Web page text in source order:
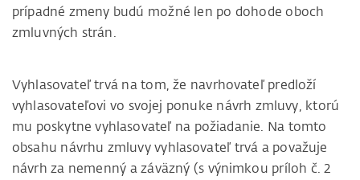
prípadné zmeny budú možné len po dohode oboch
zmluvných strán.
Vyhlasovateľ trvá na tom, že navrhovateľ predloží
vyhlasovateľovi vo svojej ponuke návrh zmluvy, ktorú
mu poskytne vyhlasovateľ na požiadanie. Na tomto
obsahu návrhu zmluvy vyhlasovateľ trvá a považuje
návrh za nemenný a záväzný (s výnimkou príloh č. 2